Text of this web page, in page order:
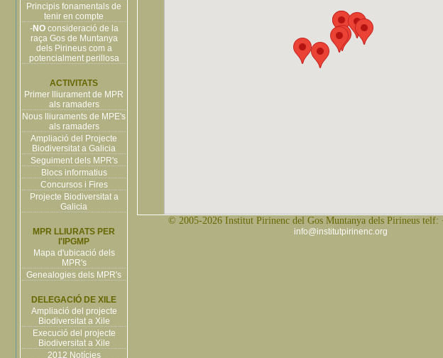
Principis fonamentals de
tenir en compte
-NOconsideració de la
raça Gos de Muntanya
dels Pirineus com a
potencialment perillosa
ACTIVITATS
Primer lliurament de MPR
als ramaders
Nous lliuraments de MPE's
als ramaders
Ampliació del Projecte
Biodiversitat a Galicia
Seguiment dels MPR's
Blocs informatius
Concursos i Fires
Projecte Biodiversitat a
Galicia
MPR LLIURATS PER
l'IPGMP
Mapa d'ubicació dels
MPR's
Genealogies dels MPR's
DELEGACIÓ DE XILE
Ampliació del projecte
Biodiversitat a Xile
Execució del projecte
Biodiversitat a Xile
2012 Notícies
© 2005-2026 Institut Pirinenc del Gos Muntanya dels Pirineus telf:
info@institutpirinenc.org